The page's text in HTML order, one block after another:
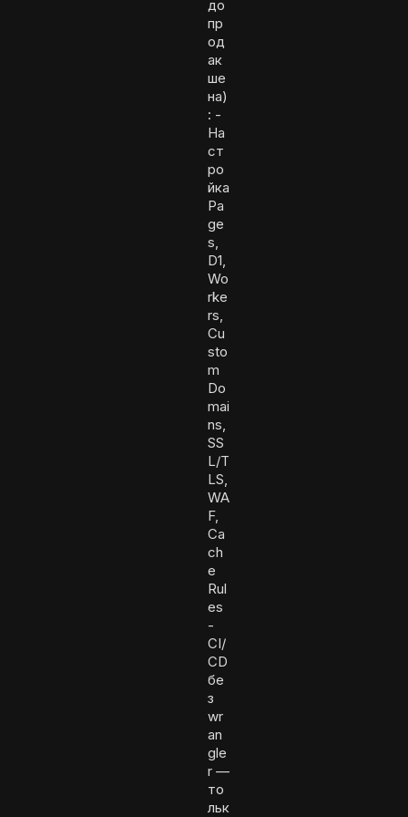
до
пр
од
ак
ше
на)
: -
На
ст
ро
йка
Pa
ge
s,
D1,
Wo
rke
rs,
Cu
sto
m
Do
mai
ns,
SS
L/T
LS,
WA
F,
Ca
ch
e
Rul
es
-
CI/
CD
бе
з
wr
an
gle
r —
то
льк